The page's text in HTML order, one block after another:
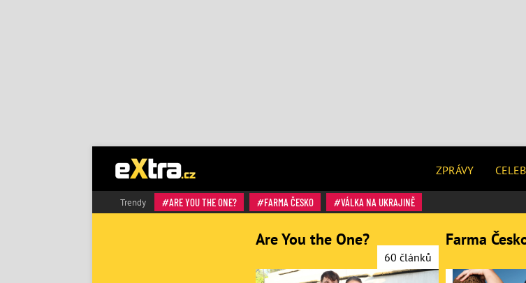
ZPRÁVY
Trendy ARE YOU THE ONE? FARMA ČESKO VÁLKA NA UKRAJINĚ
Are You the One?
60 článků
Farma